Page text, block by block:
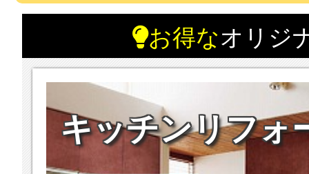
お得なオリジ
キッチンリフォ